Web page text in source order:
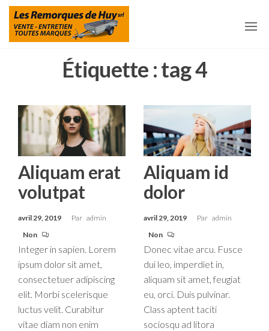
Aller
contenu
Étiquette :tag 4
Aliquam erat
volutpat
avril 29, 2019 Par admin
Non
Integer in sapien. Lorem
ipsum dolor sit amet,
consectetuer adipiscing
elit. Morbi scelerisque
luctus velit. Curabitur
vitae diam non enim
Aliquam id
dolor
avril 29, 2019 Par admin
Non
Donec vitae arcu. Fusce
dui leo, imperdiet in,
aliquam sit amet, feugiat
eu, orci. Duis pulvinar.
Class aptent taciti
sociosqu ad litora